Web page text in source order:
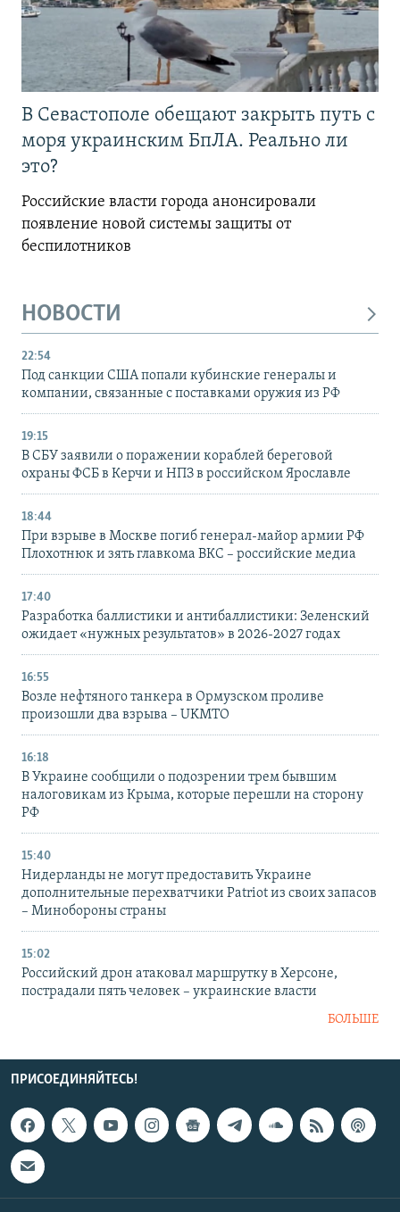
В Севастополе обещают закрыть путь с
моря украинским БпЛА. Реально ли
это?
Российские власти города анонсировали
появление новой системы защиты от
беспилотников
НОВОСТИ
22:54
Под санкции США попали кубинские генералы и
компании, связанные с поставками оружия из РФ
19:15
В СБУ заявили о поражении кораблей береговой
охраны ФСБ в Керчи и НПЗ в российском Ярославле
18:44
При взрыве в Москве погиб генерал-майор армии РФ
Плохотнюк и зять главкома ВКС – российские медиа
17:40
Разработка баллистики и антибаллистики: Зеленский
ожидает «нужных результатов» в 2026-2027 годах
16:55
Возле нефтяного танкера в Ормузском проливе
произошли два взрыва – UKMTO
16:18
В Украине сообщили о подозрении трем бывшим
налоговикам из Крыма, которые перешли на сторону
РФ
15:40
Нидерланды не могут предоставить Украине
дополнительные перехватчики Patriot из своих запасов
– Минобороны страны
15:02
Российский дрон атаковал маршрутку в Херсоне,
пострадали пять человек – украинские власти
БОЛЬШЕ
ПРИСОЕДИНЯЙТЕСЬ!